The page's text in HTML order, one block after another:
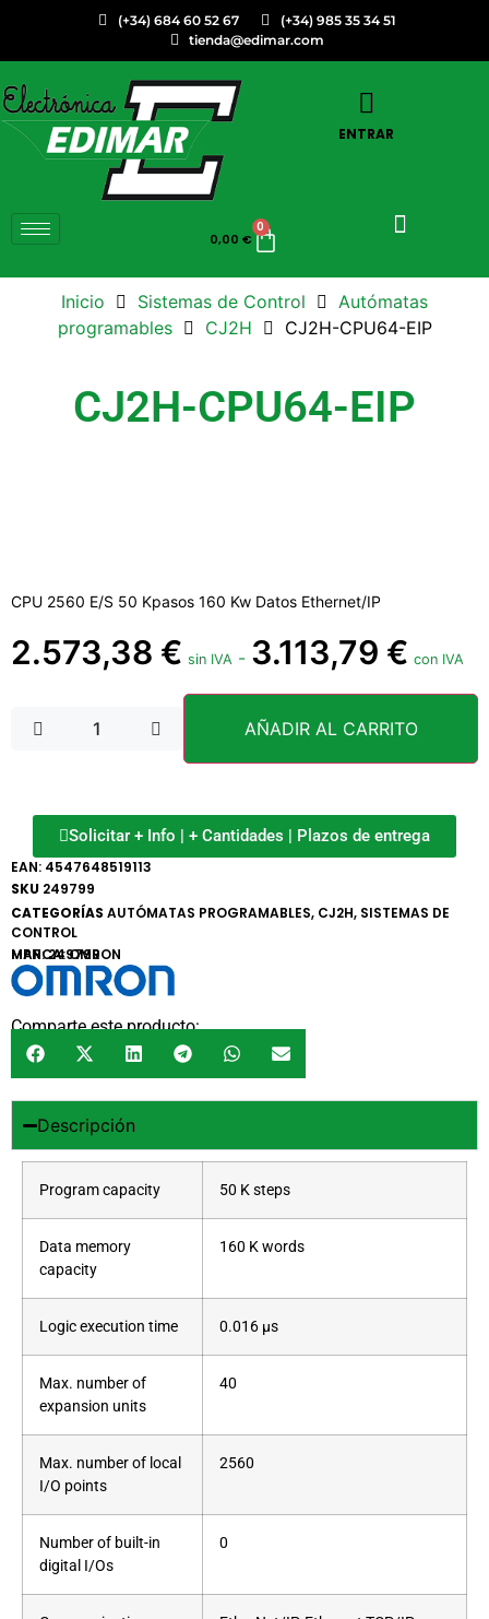
(+34) 684 60 52 67
(+34) 985 35 34 51
tienda@edimar.com
ENTRAR
0,00 €
0
Inicio Sistemas de Control
Autómatas
programables
CJ2H CJ2H-CPU64-EIP
CJ2H-CPU64-EIP
CPU 2560 E/S 50 Kpasos 160 Kw Datos Ethernet/IP
2.573,38 € sin IVA - 3.113,79 € con IVA
AÑADIR AL CARRITO
Solicitar + Info | + Cantidades | Plazos de entrega
EAN: 4547648519113
SKU 249799
CATEGORÍAS AUTÓMATAS PROGRAMABLES, CJ2H, SISTEMAS DE
CONTROL
MARCA:OMRON
MPN: 249799
Comparte este producto:
Descripción
Program capacity 50 K steps
Data memory
capacity
160 K words
Logic execution time 0.016 µs
Max. number of
expansion units
40
Max. number of local
I/O points
2560
Number of built-in
digital I/Os
0